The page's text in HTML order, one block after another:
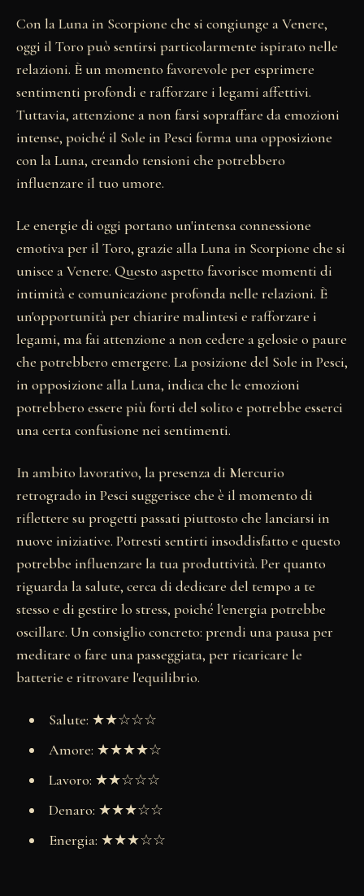
Con la Luna in Scorpione che si congiunge a Venere,
oggi il Toro può sentirsi particolarmente ispirato nelle
relazioni. È un momento favorevole per esprimere
sentimenti profondi e rafforzare i legami affettivi.
Tuttavia, attenzione a non farsi sopraffare da emozioni
intense, poiché il Sole in Pesci forma una opposizione
con la Luna, creando tensioni che potrebbero
influenzare il tuo umore.
Le energie di oggi portano un'intensa connessione
emotiva per il Toro, grazie alla Luna in Scorpione che si
unisce a Venere. Questo aspetto favorisce momenti di
intimità e comunicazione profonda nelle relazioni. È
un'opportunità per chiarire malintesi e rafforzare i
legami, ma fai attenzione a non cedere a gelosie o paure
che potrebbero emergere. La posizione del Sole in Pesci,
in opposizione alla Luna, indica che le emozioni
potrebbero essere più forti del solito e potrebbe esserci
una certa confusione nei sentimenti.
In ambito lavorativo, la presenza di Mercurio
retrogrado in Pesci suggerisce che è il momento di
riflettere su progetti passati piuttosto che lanciarsi in
nuove iniziative. Potresti sentirti insoddisfatto e questo
potrebbe influenzare la tua produttività. Per quanto
riguarda la salute, cerca di dedicare del tempo a te
stesso e di gestire lo stress, poiché l'energia potrebbe
oscillare. Un consiglio concreto: prendi una pausa per
meditare o fare una passeggiata, per ricaricare le
batterie e ritrovare l'equilibrio.
Salute: ★★☆☆☆
Amore: ★★★★☆
Lavoro: ★★☆☆☆
Denaro: ★★★☆☆
Energia: ★★★☆☆